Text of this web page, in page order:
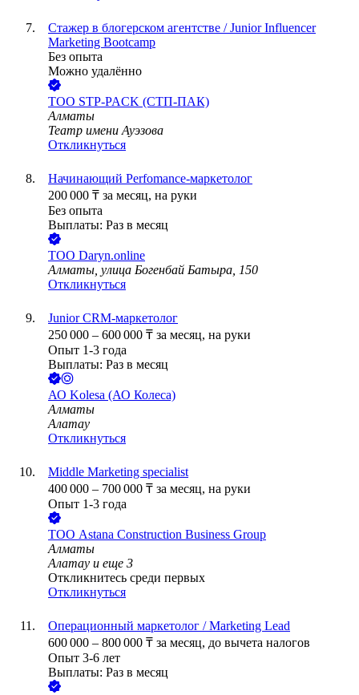
Стажер в блогерском агентстве / Junior Influencer
Marketing Bootcamp
Без опыта
Можно удалённо
ТОО STP-PACK (СТП-ПАК)
Алматы
Театр имени Ауэзова
Откликнуться
Начинающий Perfomance-маркетолог
200 000 ₸ за месяц, на руки
Без опыта
Выплаты: Раз в месяц
ТОО Daryn.online
Алматы, улица Богенбай Батыра, 150
Откликнуться
Junior CRM-маркетолог
250 000 – 600 000 ₸ за месяц, на руки
Опыт 1-3 года
Выплаты: Раз в месяц
АО Kolesa (АО Колеса)
Алматы
Алатау
Откликнуться
Middle Marketing specialist
400 000 – 700 000 ₸ за месяц, на руки
Опыт 1-3 года
ТОО Astana Construction Business Group
Алматы
Алатау и еще 3
Откликнитесь среди первых
Откликнуться
Операционный маркетолог / Marketing Lead
600 000 – 800 000 ₸ за месяц, до вычета налогов
Опыт 3-6 лет
Выплаты: Раз в месяц